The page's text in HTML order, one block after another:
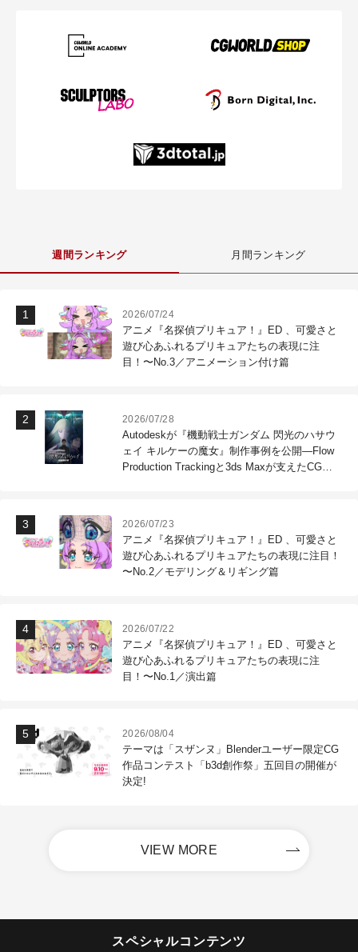
週間ランキング 月間ランキング
2026/07/24
アニメ『名探偵プリキュア！』ED 、可愛さと
遊び心あふれるプリキュアたちの表現に注
目！〜No.3／アニメーション付け篇
2026/07/28
Autodeskが『機動戦士ガンダム 閃光のハサウ
ェイ キルケーの魔女』制作事例を公開―Flow
Production Trackingと3ds Maxが支えたCG制
2026/07/23
アニメ『名探偵プリキュア！』ED 、可愛さと
遊び心あふれるプリキュアたちの表現に注目！
〜No.2／モデリング＆リギング篇
2026/07/22
アニメ『名探偵プリキュア！』ED 、可愛さと
遊び心あふれるプリキュアたちの表現に注
目！〜No.1／演出篇
2026/08/04
テーマは「スザンヌ」Blenderユーザー限定CG
作品コンテスト「b3d創作祭」五回目の開催が
決定!
VIEW MORE
スペシャルコンテンツ